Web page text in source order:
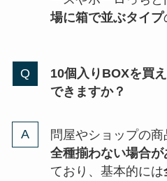
場に箱で並ぶタイプ
10個入りBOXを買
できますか？
問屋やショップの
全種揃わない場合が
ており、基本的には